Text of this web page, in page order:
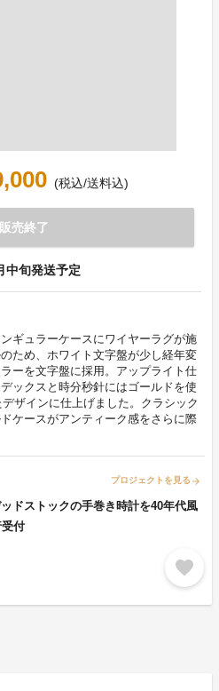
(税込/送料込)
販売終了
中旬発送予定
ギュラーケースにワイヤーラグが施
ため、ホワイト文字盤が少し経年変
ーを文字盤に採用。アップライト仕
ックスと時分秒針にはゴールドを使
ザインに仕上げました。クラシック
ケースがアンティーク感をさらに際
プロジェクトを見る arrow_forward
ドストックの手巻き時計を40年代風
付
favorite